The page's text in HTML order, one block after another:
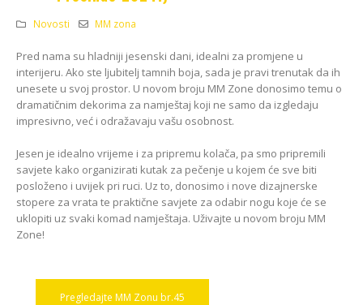
Novosti MM zona
Pred nama su hladniji jesenski dani, idealni za promjene u
interijeru. Ako ste ljubitelj tamnih boja, sada je pravi trenutak da ih
unesete u svoj prostor. U novom broju MM Zone donosimo temu o
dramatičnim dekorima za namještaj koji ne samo da izgledaju
impresivno, već i odražavaju vašu osobnost.
Jesen je idealno vrijeme i za pripremu kolača, pa smo pripremili
savjete kako organizirati kutak za pečenje u kojem će sve biti
posloženo i uvijek pri ruci. Uz to, donosimo i nove dizajnerske
stopere za vrata te praktične savjete za odabir nogu koje će se
uklopiti uz svaki komad namještaja. Uživajte u novom broju MM
Zone!
Pregledajte MM Zonu br.45
EGGER Dekorativna
13/07/2026
Inspiracija bez granica:
Pogledajte kako Lamello
spaja i najzahtjevnije
12/05/2026
Podloge za EGGER
podove
15/01/2025